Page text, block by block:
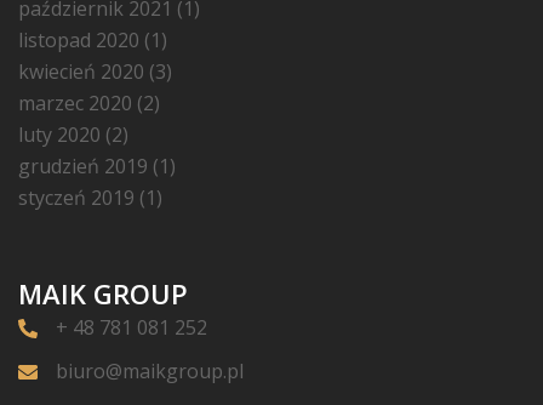
październik 2021 (1)
listopad 2020 (1)
kwiecień 2020 (3)
marzec 2020 (2)
luty 2020 (2)
grudzień 2019 (1)
styczeń 2019 (1)
MAIK GROUP
+ 48 781 081 252
biuro@maikgroup.pl